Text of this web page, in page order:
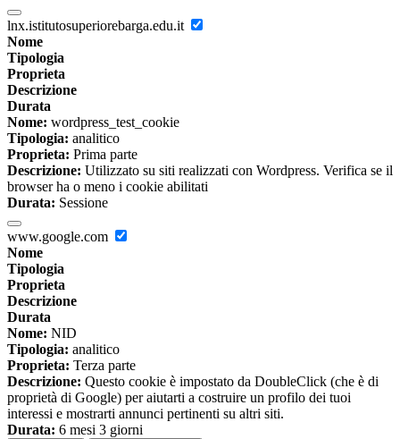
lnx.istitutosuperiorebarga.edu.it
Nome
Tipologia
Proprieta
Descrizione
Durata
Nome: wordpress_test_cookie
Tipologia: analitico
Proprieta: Prima parte
Descrizione: Utilizzato su siti realizzati con Wordpress. Verifica se il
browser ha o meno i cookie abilitati
Durata: Sessione
www.google.com
Nome
Tipologia
Proprieta
Descrizione
Durata
Nome: NID
Tipologia: analitico
Proprieta: Terza parte
Descrizione: Questo cookie è impostato da DoubleClick (che è di
proprietà di Google) per aiutarti a costruire un profilo dei tuoi
interessi e mostrarti annunci pertinenti su altri siti.
Durata: 6 mesi 3 giorni